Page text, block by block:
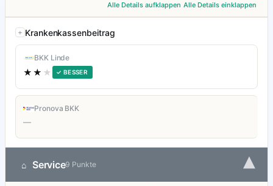
Alle Details aufklappen Alle Details einklappen
Krankenkassenbeitrag
BKK Linde
★★ ★ ✓ BESSER
Pronova BKK
—
⌂ Service9 Punkte ▾